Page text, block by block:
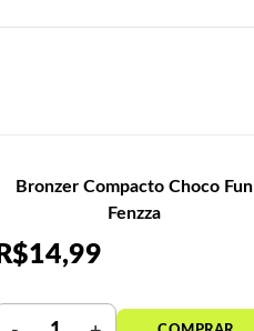
Bronzer Compacto Choco Fun
Fenzza
R$14,99